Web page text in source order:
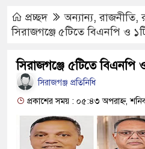
প্রচ্ছদ অন্যান্য,রাজনীতি,
সিরাজগঞ্জে ৫টিতে বিএনপি ও
সিরাজগঞ্জে ৫টিতে বিএনপি
সিরাজগঞ্জ প্রতিনিধি
প্রকাশের সময় : ০৫:৪৩ অপরাহ্ন,